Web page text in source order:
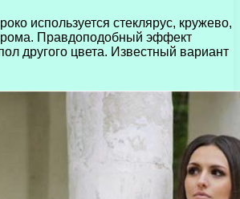
используется стеклярус, кружево,
Правдоподобный эффект
другого цвета. Известный вариант